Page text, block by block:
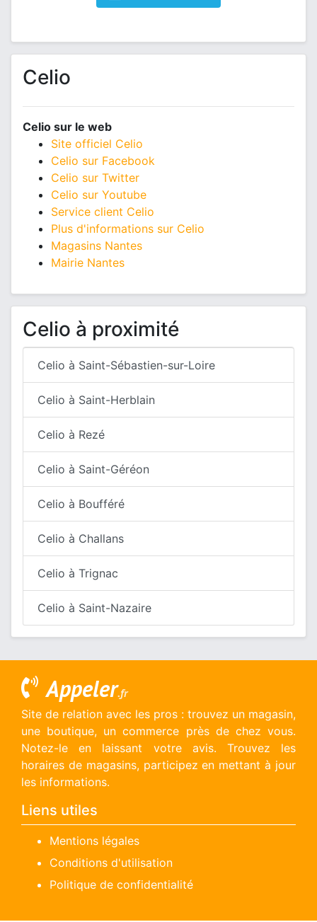
Celio
Celio sur le web
Site officiel Celio
Celio sur Facebook
Celio sur Twitter
Celio sur Youtube
Service client Celio
Plus d'informations sur Celio
Magasins Nantes
Mairie Nantes
Celio à proximité
Celio à Saint-Sébastien-sur-Loire
Celio à Saint-Herblain
Celio à Rezé
Celio à Saint-Géréon
Celio à Boufféré
Celio à Challans
Celio à Trignac
Celio à Saint-Nazaire
Appeler.fr
Site de relation avec les pros : trouvez un magasin,
une boutique, un commerce près de chez vous.
Notez-le en laissant votre avis. Trouvez les
horaires de magasins, participez en mettant à jour
les informations.
Liens utiles
Mentions légales
Conditions d'utilisation
Politique de confidentialité